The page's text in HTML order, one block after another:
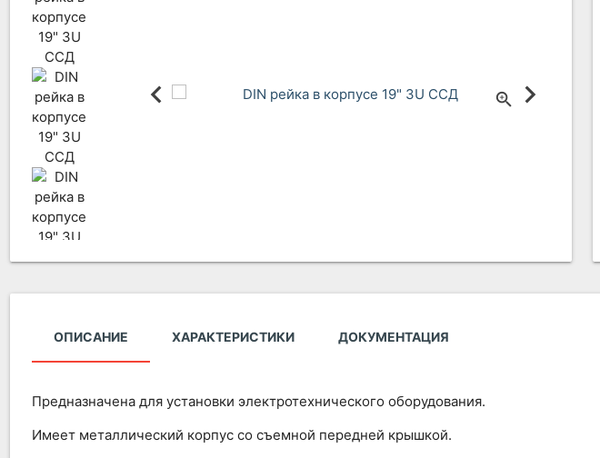
ОПИСАНИЕ ХАРАКТЕРИСТИКИ ДОКУМЕНТАЦИЯ
Предназначена для установки электротехнического оборудования.
Имеет металлический корпус со съемной передней крышкой.